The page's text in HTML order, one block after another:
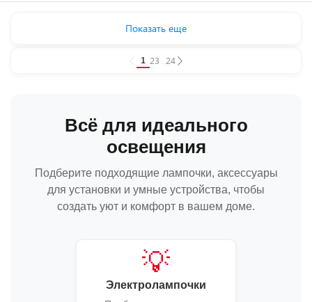
Показать еще
1 23 24
Всё для идеального
освещения
Подберите подходящие лампочки, аксессуары
для установки и умные устройства, чтобы
создать уют и комфорт в вашем доме.
💡
Электролампочки